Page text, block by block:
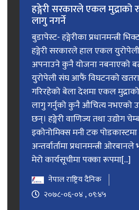
हङ्गेरी सरकारले एकल मुद्राको
लागु नगर्ने
बुडापेस्ट- हङ्गेरीका प्रधानमन्त्री
हङ्गेरी सरकारले हाल एकल युरोपेली
अपनाउने कुनै योजना नबनाएको
युरोपेली संघ आफैं विघटनको
गरिरहेको बेला देशमा एकल
लागु गर्नुको कुनै औचित्य नभएको
छन्। हङ्गेरी वाणिज्य तथा उद्योग
इकोनोमिक्स मनी टक पोडकास्टमा
अन्तर्वार्तामा प्रधानमन्त्री
मेरो कार्यसूचीमा पक्का रूपमा[...]
नेपाल राष्ट्रिय दैनिक
२०७८-०६-०४ , ०९:४५